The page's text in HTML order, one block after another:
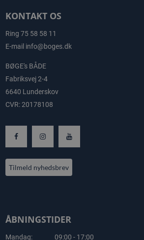
KONTAKT OS
Ring 75 58 58 11
E-mail info@boges.dk
BØGE's BÅDE
Fabriksvej 2-4
6640 Lunderskov
CVR: 20178108
Tilmeld nyhedsbrev
ÅBNINGSTIDER
Mandag:
09:00 - 17:00